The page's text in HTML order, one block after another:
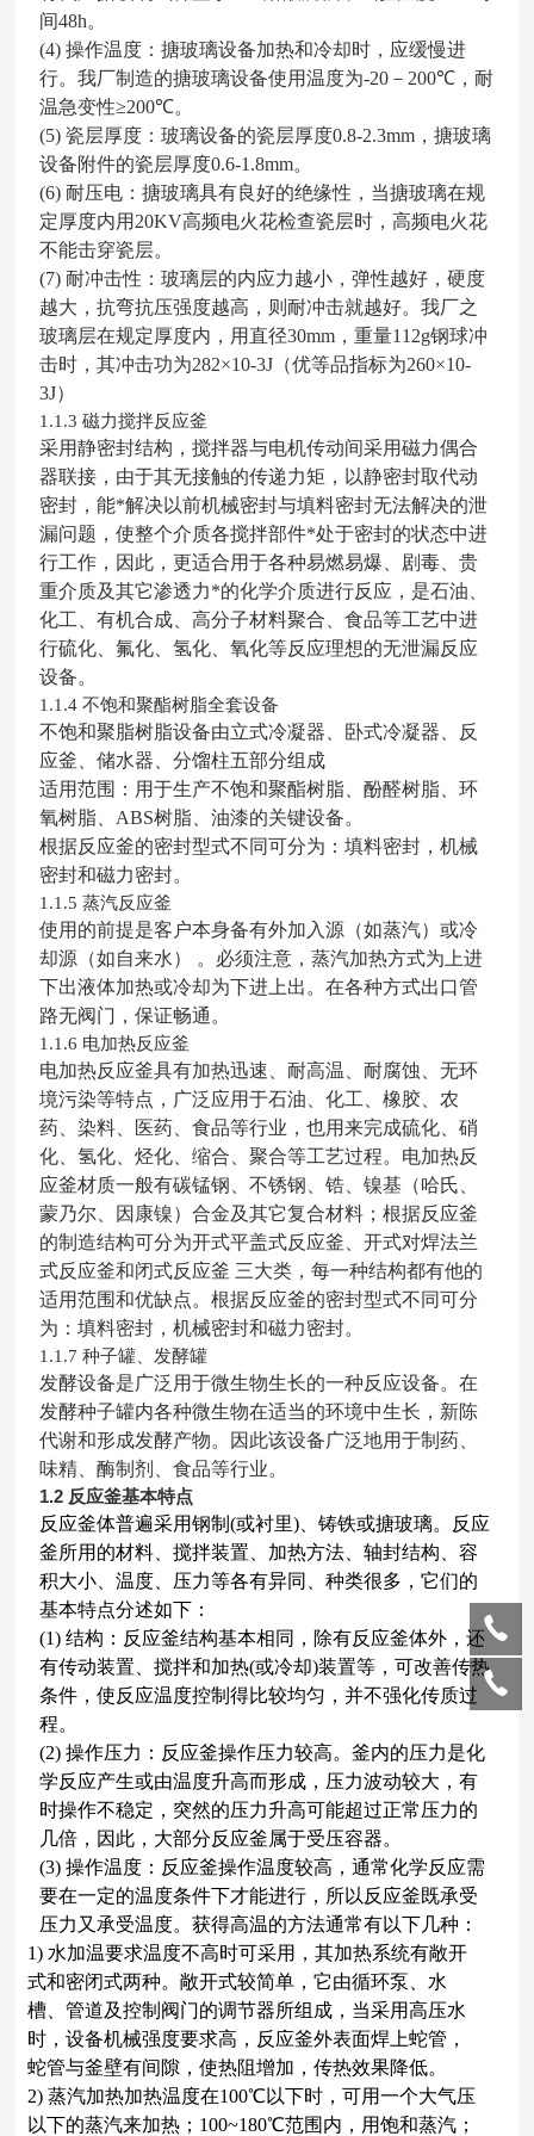
间48h。
(4)操作温度：搪玻璃设备加热和冷却时，应缓慢进
行。我厂制造的搪玻璃设备使用温度为-20－200℃ ，耐
温急变性≥200℃。
(5)瓷层厚度：玻璃设备的瓷层厚度0.8-2.3mm，搪玻璃
设备附件的瓷层厚度0.6-1.8mm。
(6)耐压电：搪玻璃具有良好的绝缘性，当搪玻璃在规
定厚度内用20KV高频电火花检查瓷层时，高频电火花
不能击穿瓷层。
(7)耐冲击性：玻璃层的内应力越小，弹性越好，硬度
越大，抗弯抗压强度越高，则耐冲击就越好。我厂之
玻璃层在规定厚度内，用直径30mm，重量112g钢球冲
击时，其冲击功为282×10-3J（优等品指标为260×10-
3J）
1.1.3磁力搅拌反应釜
采用静密封结构，搅拌器与电机传动间采用磁力偶合
器联接，由于其无接触的传递力矩，以静密封取代动
密封，能*解决以前机械密封与填料密封无法解决的泄
漏问题，使整个介质各搅拌部件*处于密封的状态中进
行工作，因此，更适合用于各种易燃易爆、剧毒、贵
重介质及其它渗透力*的化学介质进行反应，是石油、
化工、有机合成、高分子材料聚合、食品等工艺中进
行硫化、氟化、氢化、氧化等反应理想的无泄漏反应
设备。
1.1.4不饱和聚酯树脂全套设备
不饱和聚脂树脂设备由立式冷凝器、卧式冷凝器、反
应釜、储水器、分馏柱五部分组成
适用范围：用于生产不饱和聚酯树脂、酚醛树脂、环
氧树脂、ABS树脂、油漆的关键设备。
根据反应釜的密封型式不同可分为：填料密封，机械
密封和磁力密封。
1.1.5蒸汽反应釜
使用的前提是客户本身备有外加入源（如蒸汽）或冷
却源（如自来水） 。必须注意，蒸汽加热方式为上进
下出液体加热或冷却为下进上出。在各种方式出口管
路无阀门，保证畅通。
1.1.6 电加热反应釜
电加热反应釜具有加热迅速、耐高温、耐腐蚀、无环
境污染等特点，广泛应用于石油、化工、橡胶、农
药、染料、医药、食品等行业，也用来完成硫化、硝
化、氢化、烃化、缩合、聚合等工艺过程。电加热反
应釜材质一般有碳锰钢、不锈钢、锆、镍基（哈氏、
蒙乃尔、因康镍）合金及其它复合材料；根据反应釜
的制造结构可分为开式平盖式反应釜、开式对焊法兰
式反应釜和闭式反应釜 三大类，每一种结构都有他的
适用范围和优缺点。根据反应釜的密封型式不同可分
为：填料密封，机械密封和磁力密封。
1.1.7种子罐、发酵罐
发酵设备是广泛用于微生物生长的一种反应设备。在
发酵种子罐内各种微生物在适当的环境中生长，新陈
代谢和形成发酵产物。因此该设备广泛地用于制药、
味精、酶制剂、食品等行业。
1.2 反应釜基本特点
反应釜体普遍采用钢制(或衬里)、铸铁或搪玻璃。反应
釜所用的材料、搅拌装置、加热方法、轴封结构、容
积大小、温度、压力等各有异同、种类很多，它们的
基本特点分述如下：
(1)结构：反应釜结构基本相同，除有反应釜体外，还
有传动装置、搅拌和加热(或冷却)装置等，可改善传热
条件，使反应温度控制得比较均匀，并不强化传质过
程。
(2)操作压力：反应釜操作压力较高。釜内的压力是化
学反应产生或由温度升高而形成，压力波动较大，有
时操作不稳定，突然的压力升高可能超过正常压力的
几倍，因此，大部分反应釜属于受压容器。
(3)操作温度：反应釜操作温度较高，通常化学反应需
要在一定的温度条件下才能进行，所以反应釜既承受
压力又承受温度。获得高温的方法通常有以下几种：
1) 水加温要求温度不高时可采用，其加热系统有敞开
式和密闭式两种。敞开式较简单，它由循环泵、水
槽、管道及控制阀门的调节器所组成，当采用高压水
时，设备机械强度要求高，反应釜外表面焊上蛇管，
蛇管与釜壁有间隙，使热阻增加，传热效果降低。
2)蒸汽加热加热温度在100℃以下时，可用一个大气压
以下的蒸汽来加热；100~180℃范围内，用饱和蒸汽；